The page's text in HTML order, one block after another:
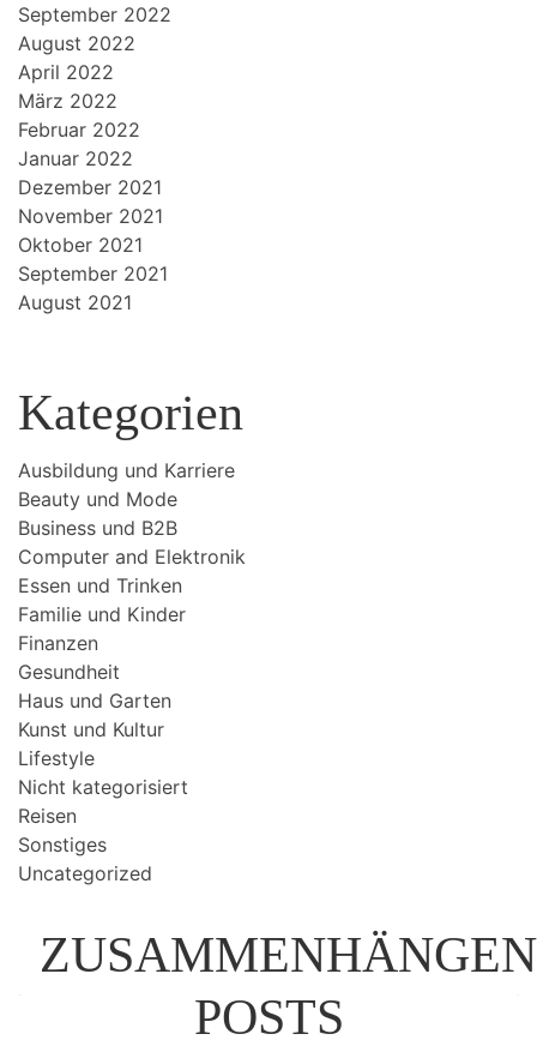
September 2022
August 2022
April 2022
März 2022
Februar 2022
Januar 2022
Dezember 2021
November 2021
Oktober 2021
September 2021
August 2021
Kategorien
Ausbildung und Karriere
Beauty und Mode
Business und B2B
Computer and Elektronik
Essen und Trinken
Familie und Kinder
Finanzen
Gesundheit
Haus und Garten
Kunst und Kultur
Lifestyle
Nicht kategorisiert
Reisen
Sonstiges
Uncategorized
POSTS